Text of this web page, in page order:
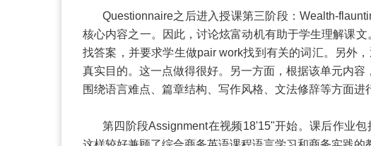
Questionnaire之后进入授课第三阶段：Wealth-
核心内容之一。因此，讨论炫富动机有助于学生理解课文
找答案，并要求学生做pair work找到有关的词汇。另外
真实目的。这一点做得很好。另一方面，根据该单元内容
围绕语言难点、篇章结构、写作风格、文法修辞等方面进
第四阶段Assignment在视频18'15"开始。课后作业包